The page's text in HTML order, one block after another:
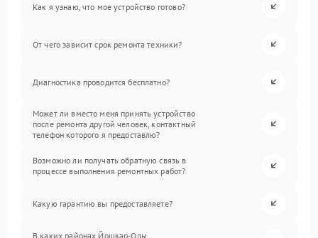
Как я узнаю, что мое устройство готово?
От чего зависит срок ремонта техники?
Диагностика проводится бесплатно?
Может ли вместо меня принять устройство
после ремонта другой человек, контактный
телефон которого я предоставлю?
Возможно ли получать обратную связь в
процессе выполнения ремонтных работ?
Какую гарантию вы предоставляете?
В каких районах Йошкар-Олы